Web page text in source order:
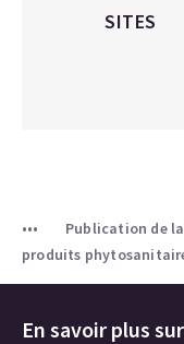
SITES
Publication de
produits
En savoir plus